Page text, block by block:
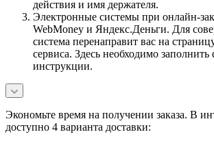
действия и имя держателя.
Электронные системы при онлайн-
WebMoney и Яндекс.Деньги. Для
система перенаправит вас на
сервиса. Здесь необходимо
инструкции.
Экономьте время на получении заказа. В
доступно 4 варианта доставки: